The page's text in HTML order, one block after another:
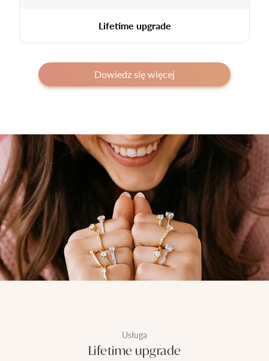
Lifetime upgrade
Dowiedz się więcej
Usługa
Lifetime upgrade